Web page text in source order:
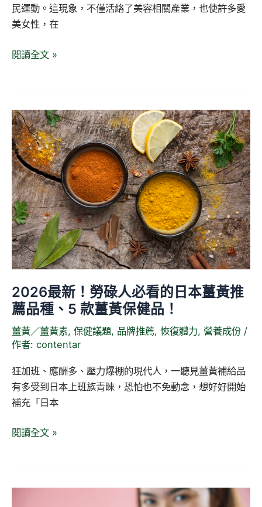
民運動。這現象，不僅活絡了美容相關產業，也使許多愛
美女性，在
光
逆
閱讀全文 »
2026最新！勞碌人必看的日本薑黃推
薦品種、5 款薑黃保健品！
薑黃／薑黃素, 保健議題, 品牌推薦, 恢復體力, 營養成份 /
作者: contentar
狂加班、應酬多、壓力爆棚的現代人，一聽見薑黃補給品
有多受到日本上班族青睞，恐怕也不免動念，想好好開始
補充「日本
2026
最
新！
勞
碌
人
必
看
的
日
薑
黃
薦
種、
5
款
黃
閱讀全文 »